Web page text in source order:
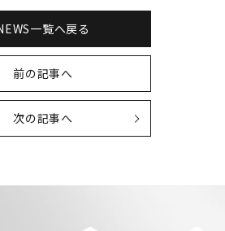
一覧へ戻る
前の記事へ
次の記事へ